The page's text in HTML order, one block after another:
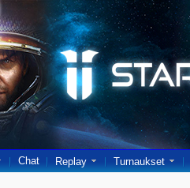
Chat Replay Turnaukset